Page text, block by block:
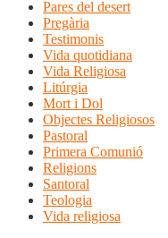
Pares del desert
Pregària
Testimonis
Vida quotidiana
Vida Religiosa
Litúrgia
Mort i Dol
Objectes Religiosos
Pastoral
Primera Comunió
Religions
Santoral
Teologia
Vida religiosa